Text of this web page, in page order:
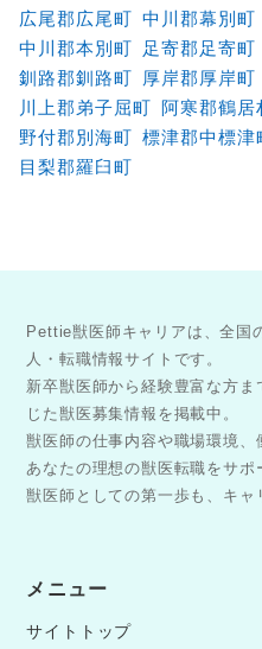
広尾郡広尾町 中川郡幕別町
中川郡本別町
足寄郡足寄町
釧路郡釧路町
厚岸郡厚岸町
川上郡弟子屈町 阿寒郡鶴居
野付郡別海町 標津郡中標津
目梨郡羅臼町
Pettie獣医師キャリアは、全国
人・転職情報サイトです。
新卒獣医師から経験豊富な方
じた獣医募集情報を掲載中。
獣医師の仕事内容や職場環境、
あなたの理想の獣医転職をサポ
獣医師としての第一歩も、キャ
メニュー
サイトトップ